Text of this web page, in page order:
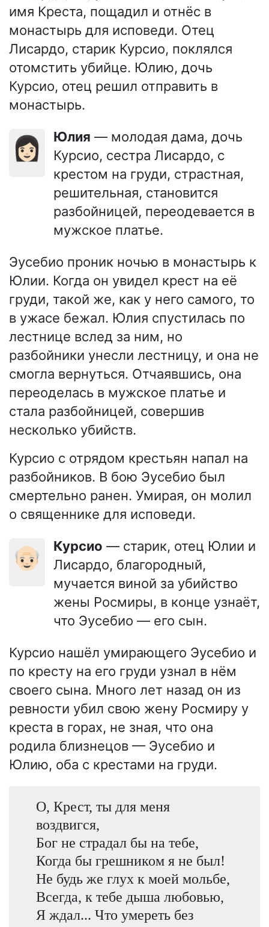
имя Креста, пощадил и отнёс в
монастырь для исповеди. Отец
Лисардо, старик Курсио, поклялся
отомстить убийце. Юлию, дочь
Курсио, отец решил отправить в
монастырь.
👩🏻 Юлия — молодая дама, дочь
Курсио, сестра Лисардо, с
крестом на груди, страстная,
решительная, становится
разбойницей, переодевается в
мужское платье.
Эусебио проник ночью в монастырь к
Юлии. Когда он увидел крест на её
груди, такой же, как у него самого, то
в ужасе бежал. Юлия спустилась по
лестнице вслед за ним, но
разбойники унесли лестницу, и она не
смогла вернуться. Отчаявшись, она
переоделась в мужское платье и
стала разбойницей, совершив
несколько убийств.
Курсио с отрядом крестьян напал на
разбойников. В бою Эусебио был
смертельно ранен. Умирая, он молил
о священнике для исповеди.
👴🏻 Курсио — старик, отец Юлии и
Лисардо, благородный,
мучается виной за убийство
жены Росмиры, в конце узнаёт,
что Эусебио — его сын.
Курсио нашёл умирающего Эусебио и
по кресту на его груди узнал в нём
своего сына. Много лет назад он из
ревности убил свою жену Росмиру у
креста в горах, не зная, что она
родила близнецов — Эусебио и
Юлию, оба с крестами на груди.
О, Крест, ты для меня
воздвигся,
Бог не страдал бы на тебе,
Когда бы грешником я не был!
Не будь же глух к моей мольбе,
Всегда, к тебе дыша любовью,
Я ждал... Что умереть без